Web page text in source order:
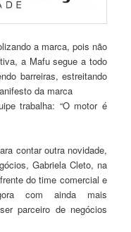
a marca, pois não
a Mafu segue a todo
barreiras, estreitando
da marca
trabalha: “O motor é
contar outra novidade,
Gabriela Cleto, na
do time comercial e
com ainda mais
parceiro de negócios